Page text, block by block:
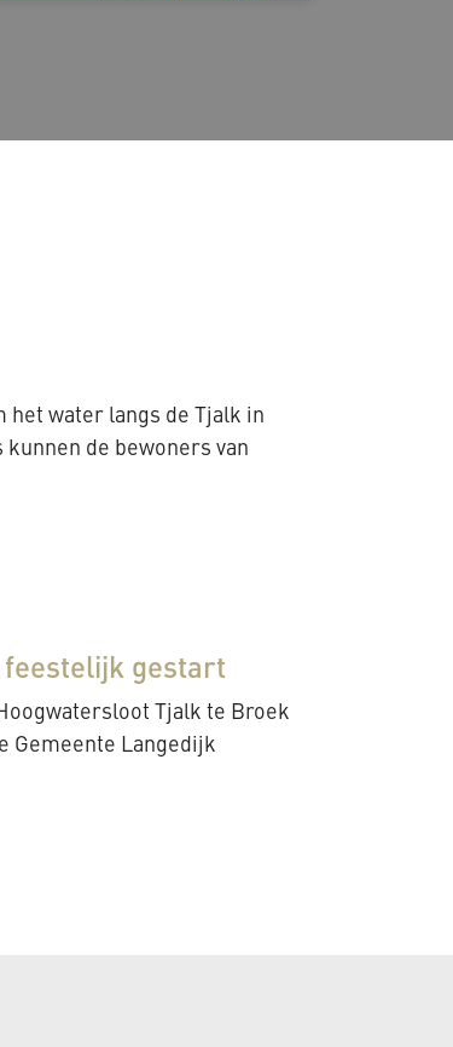
het water langs de Tjalk in
de bewoners van
feestelijk gestart
Tjalk te Broek
Gemeente Langedijk